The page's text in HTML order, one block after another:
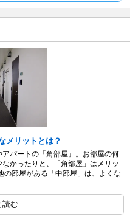
メリットとは？
パートの「角部屋」。お部屋の何
かったりと、「角部屋」はメリッ
の部屋がある「中部屋」は、よくな
読む